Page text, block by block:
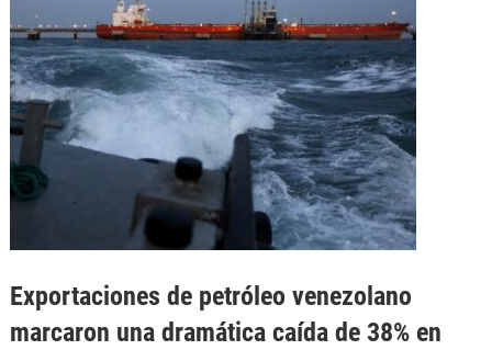
Exportaciones de petróleo venezolano
marcaron una dramática caída de 38% en